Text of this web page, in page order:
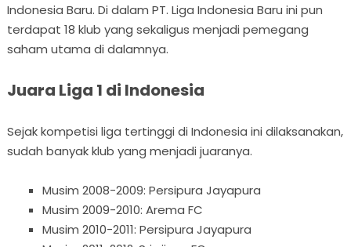
Indonesia Baru. Di dalam PT. Liga Indonesia Baru ini pun
terdapat 18 klub yang sekaligus menjadi pemegang
saham utama di dalamnya.
Juara Liga 1 di Indonesia
Sejak kompetisi liga tertinggi di Indonesia ini dilaksanakan,
sudah banyak klub yang menjadi juaranya.
Musim 2008-2009: Persipura Jayapura
Musim 2009-2010: Arema FC
Musim 2010-2011: Persipura Jayapura